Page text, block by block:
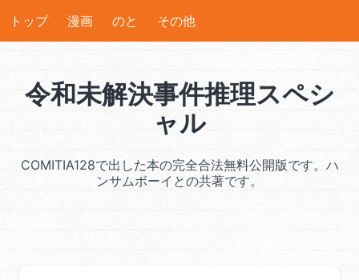
トップ 漫画 のと その他
令和未解決事件推理スペシ
ャル
COMITIA128で出した本の完全合法無料公開版です。ハ
ンサムボーイとの共著です。